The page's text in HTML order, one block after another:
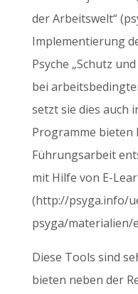
der Arbeitswelt“
Implementierung
Psyche „Schutz
bei
setzt sie dies auch
Programme bieten
Führungsarbeit
mit Hilfe von E-
(http://psyga.info/
psyga/materialien/
Diese Tools sind
bieten neben der